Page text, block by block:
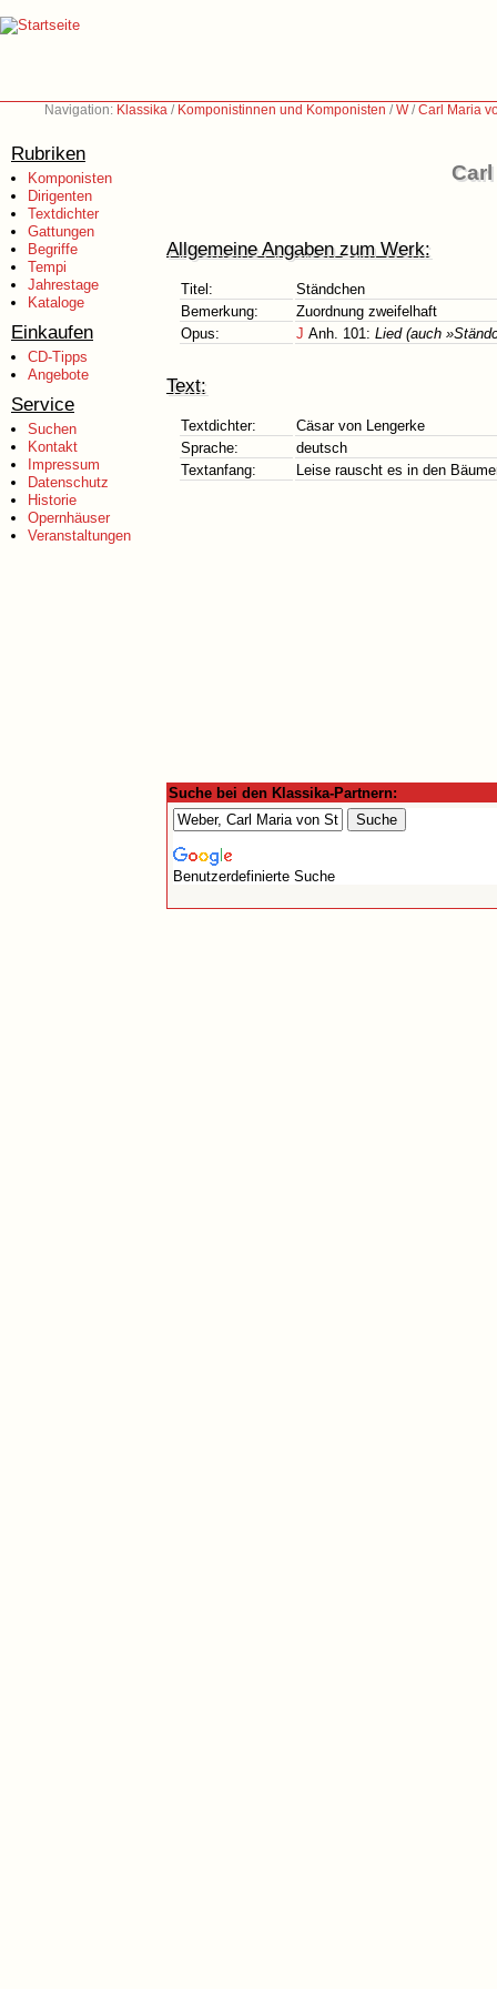
Navigation: Klassika / Komponistinnen und Komponisten /W/Carl Maria
Rubriken
Komponisten
Dirigenten
Textdichter
Gattungen
Begriffe
Tempi
Jahrestage
Kataloge
Einkaufen
CD-Tipps
Angebote
Service
Suchen
Kontakt
Impressum
Datenschutz
Historie
Opernhäuser
Veranstaltungen
Carl
Allgemeine Angaben zum Werk:
Titel:
Ständchen
Bemerkung:
Zuordnung zweifelhaft
Opus:
J Anh. 101: Lied (auch
Text:
Textdichter:
Cäsar von Lengerke
Sprache:
deutsch
Textanfang:
Leise rauscht es in den
Suche bei den Klassika-Partnern:
Benutzerdefinierte Suche